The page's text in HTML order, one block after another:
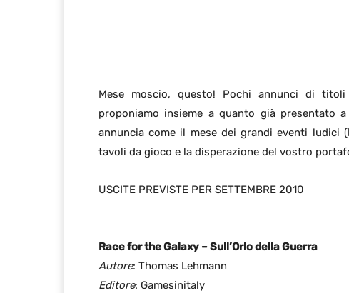
Mese moscio, questo! Pochi annunci di
proponiamo insieme a quanto già presentato
annuncia come il mese dei grandi eventi ludici (
tavoli da gioco e la disperazione del vostro
USCITE PREVISTE PER SETTEMBRE 2010
Race for the Galaxy – Sull’Orlo della Guerra
Autore: Thomas Lehmann
Editore: Gamesinitaly